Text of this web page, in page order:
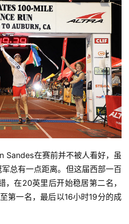
Sandes在赛前并不被人看好，虽
总有一点距离。但这届西部一百
，在20英里后开始稳居第二名，
第一名，最后以16小时19分的成